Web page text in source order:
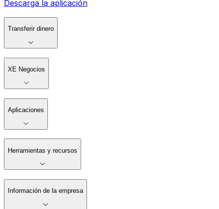
Descarga la aplicación
Transferir dinero
XE Negocios
Aplicaciones
Herramientas y recursos
Información de la empresa